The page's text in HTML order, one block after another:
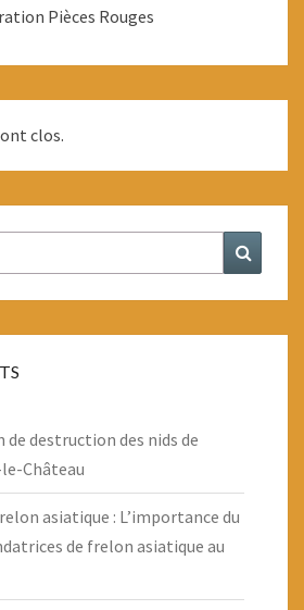
Pièces Rouges
clos.
de destruction des nids de
Château
asiatique : L’importance du
de frelon asiatique au